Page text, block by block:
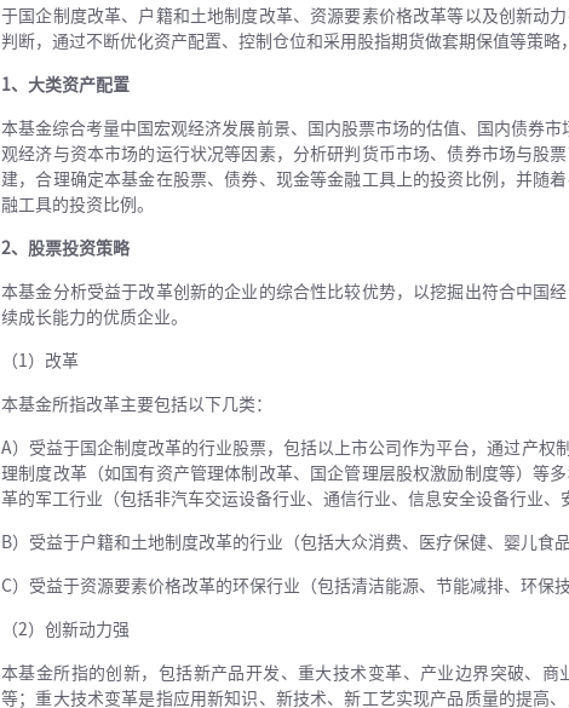
于国企制度改革、户籍和土地制度改革、资源要素价格改革等以及创新动
判断，通过不断优化资产配置、控制仓位和采用股指期货做套期保值等策略
1、大类资产配置
本基金综合考量中国宏观经济发展前景、国内股票市场的估值、国内债券
观经济与资本市场的运行状况等因素，分析研判货币市场、债券市场与股
建，合理确定本基金在股票、债券、现金等金融工具上的投资比例，并随
融工具的投资比例。
2、股票投资策略
本基金分析受益于改革创新的企业的综合性比较优势，以挖掘出符合中国
续成长能力的优质企业。
（1）改革
本基金所指改革主要包括以下几类：
A）受益于国企制度改革的行业股票，包括以上市公司作为平台，通过产权
理制度改革（如国有资产管理体制改革、国企管理层股权激励制度等）等
革的军工行业（包括非汽车交运设备行业、通信行业、信息安全设备行业、
B）受益于户籍和土地制度改革的行业（包括大众消费、医疗保健、婴儿食
C）受益于资源要素价格改革的环保行业（包括清洁能源、节能减排、环保
（2）创新动力强
本基金所指的创新，包括新产品开发、重大技术变革、产业边界突破、
等；重大技术变革是指应用新知识、新技术、新工艺实现产品质量的提高